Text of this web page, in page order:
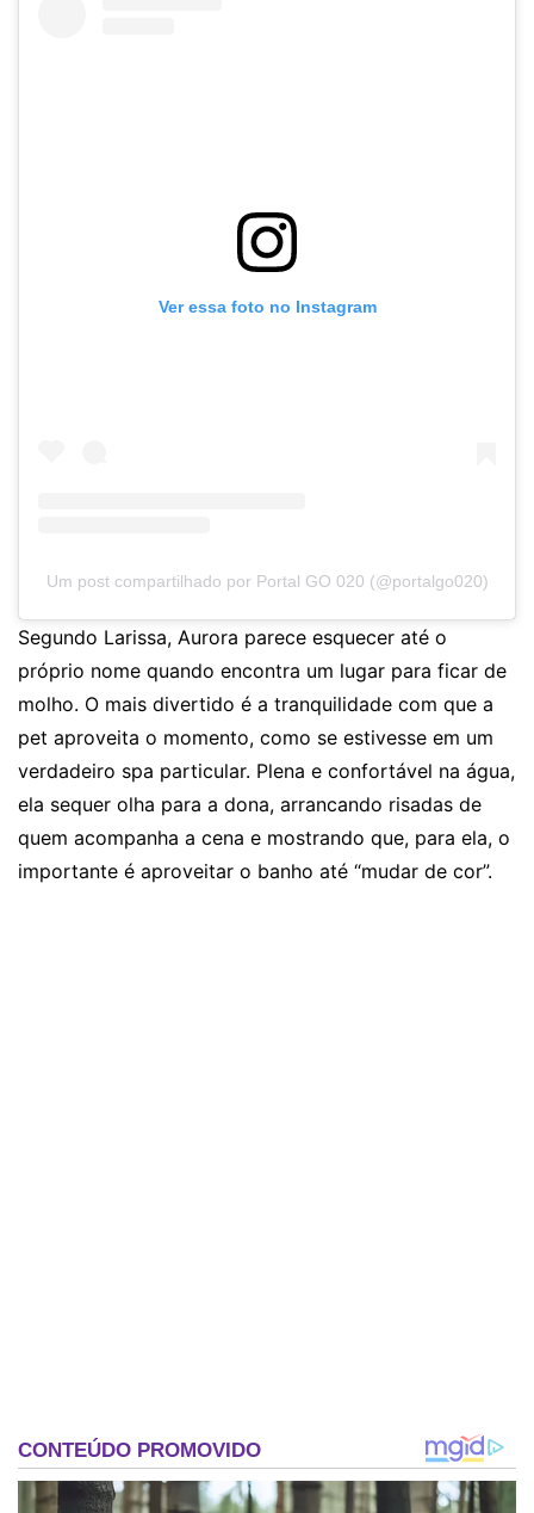
Ver essa foto no Instagram
Um post compartilhado por Portal GO 020 (@portalgo020)
Segundo Larissa, Aurora parece esquecer até o
próprio nome quando encontra um lugar para ficar de
molho. O mais divertido é a tranquilidade com que a
pet aproveita o momento, como se estivesse em um
verdadeiro spa particular. Plena e confortável na água,
ela sequer olha para a dona, arrancando risadas de
quem acompanha a cena e mostrando que, para ela, o
importante é aproveitar o banho até “mudar de cor”.